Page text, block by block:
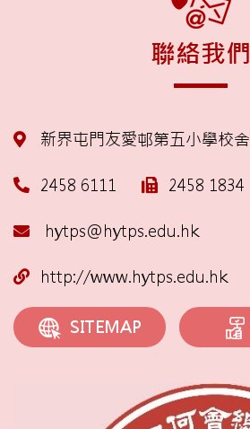
聯絡我們
新界屯門友愛邨第五小學校舍
2458 6111 2458 1834
hytps@hytps.edu.hk
http://www.hytps.edu.hk
SITEMAP